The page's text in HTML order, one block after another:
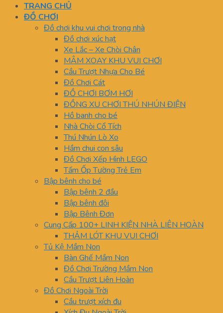
TRANG CHỦ
ĐỒ CHƠI
Đồ chơi khu vui chơi trong nhà
Đồ chơi xúc hạt
Xe Lắc – Xe Chòi Chân
MÂM XOAY KHU VUI CHƠI
Cầu Trượt Nhựa Cho Bé
Đồ Chơi Cát
ĐỒ CHƠI BƠM HƠI
ĐỒNG XU CHƠI THÚ NHÚN ĐIỆN
Hồ banh cho bé
Nhà Chòi Cổ Tích
Thú Nhún Lò Xo
Hầm chui con sâu
Đồ Chơi Xếp Hình LEGO
Tấm Ốp Tường Trẻ Em
Bập bênh cho bé
Bập bênh 2 đầu
Bập bênh đôi
Bập Bênh Đơn
Cung Cấp 100+ LINH KIỆN NHÀ LIÊN HOÀN
THẢM LÓT KHU VUI CHƠI
Tủ Kệ Mầm Non
Bàn Ghế Mầm Non
Đồ Chơi Trường Mầm Non
Cầu Trượt Liên Hoàn
Đồ Chơi Ngoài Trời
Cầu trượt xích đu